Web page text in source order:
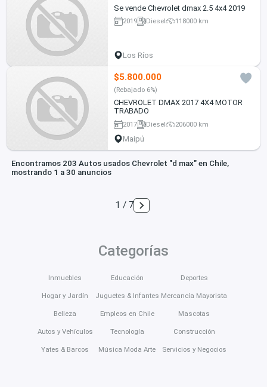
Se vende Chevrolet dmax 2.5 4x4 2019
2019 Diesel 118000 km
Los Ríos
$5.800.000
(Rebajado 6%)
CHEVROLET DMAX 2017 4X4 MOTOR
TRABADO
2017 Diesel 206000 km
Maipú
Encontramos 203 Autos usados Chevrolet "d max" en Chile,
mostrando 1 a 30 anuncios
1 / 7
Categorías
Inmuebles
Hogar y Jardín
Belleza
Autos y Vehículos
Yates & Barcos
Educación
Juguetes & Infantes
Empleos en Chile
Tecnología
Música Moda Arte
Deportes
Mercancía Mayorista
Mascotas
Construcción
Servicios y Negocios